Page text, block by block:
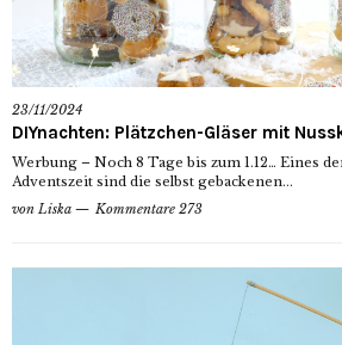
23/11/2024
DIYnachten: Plätzchen-Gläser mit
Werbung – Noch 8 Tage bis zum 1.12… Eines
Adventszeit sind die selbst gebackenen...
von Liska Kommentare 273